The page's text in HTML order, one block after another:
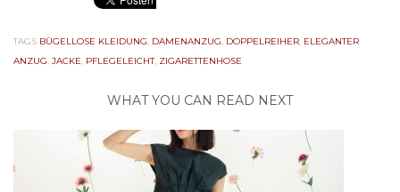
TAGS BÜGELLOSE KLEIDUNG, DAMENANZUG, DOPPELREIHER, ELEGANTER
ANZUG, JACKE, PFLEGELEICHT, ZIGARETTENHOSE
WHAT YOU CAN READ NEXT